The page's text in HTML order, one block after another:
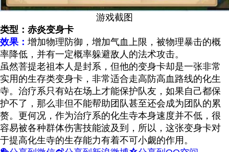
游戏截图
类型：赤炎变身卡
效果： 增加物理防御，增加气血上限，被物理暴击的概
率降低，并有一定概率躲避敌人的法术攻击。
虽然菩提老祖本人是封系，但他的变身卡却是一张非常
实用的生存类变身卡，非常适合走高防高血路线的化生
寺。治疗系只有站在场上才能保护队友，如果自己都保
护不了，那么非但不能帮助团队甚至还会成为团队的累
赘。更何况，作为治疗系的化生寺本身速度并不低，很
容易被各种群体伤害技能波及到，所以，这张变身卡对
于提高化生寺的生存能力有着不可小觑的作用。